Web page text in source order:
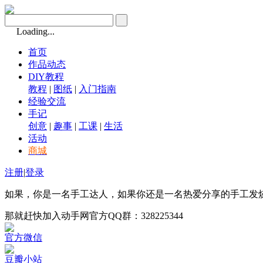
Loading...
首页
作品动态
DIY教程
教程 | 图纸 | 入门指南
经验交流
手记
创意 | 趣事 | 工课 | 生活
活动
商城
注册|登录
如果，你是一名手工达人，如果你还是一名热爱分享的手工发
那就赶快加入动手网官方QQ群：328225344
官方微信
豆瓣小站